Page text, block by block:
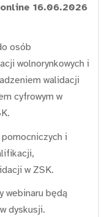
16.06.2026
osób
wolnorynkowych i
walidacji
cyfrowym w
i
w ZSK.
webinaru będą
dyskusji.